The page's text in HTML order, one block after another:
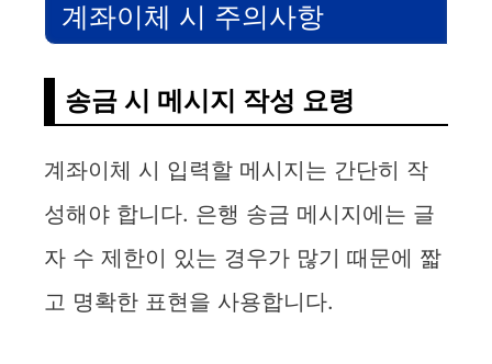
계좌이체 시 주의사항
송금 시 메시지 작성 요령
계좌이체 시 입력할 메시지는 간단히 작
성해야 합니다. 은행 송금 메시지에는 글
자 수 제한이 있는 경우가 많기 때문에 짧
고 명확한 표현을 사용합니다.